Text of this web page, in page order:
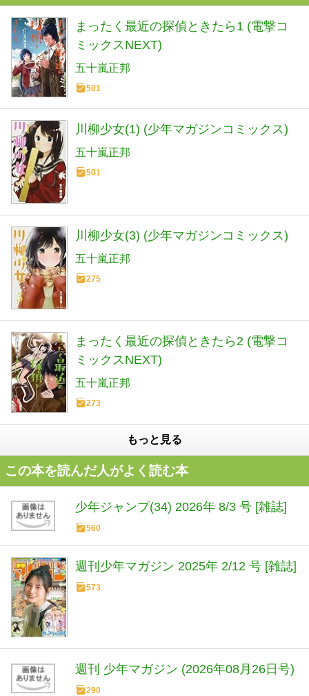
まったく最近の探偵ときたら1 (電撃コ
ミックスNEXT)
五十嵐正邦
501
川柳少女(1) (少年マガジンコミックス)
五十嵐正邦
501
川柳少女(3) (少年マガジンコミックス)
五十嵐正邦
275
まったく最近の探偵ときたら2 (電撃コ
ミックスNEXT)
五十嵐正邦
273
もっと見る
この本を読んだ人がよく読む本
少年ジャンプ(34) 2026年 8/3 号 [雑誌]
560
週刊少年マガジン 2025年 2/12 号 [雑誌]
573
週刊 少年マガジン (2026年08月26日号)
290